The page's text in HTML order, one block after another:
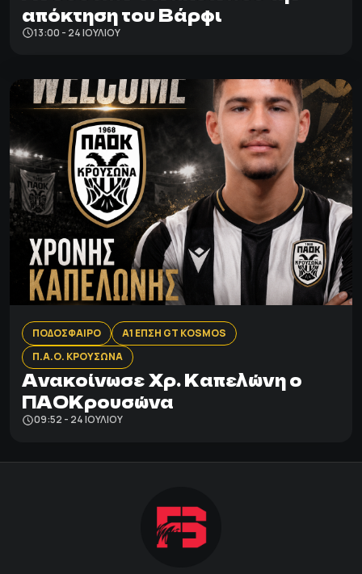
απόκτηση του Βάρφι
13:00 - 24 ΙΟΥΛΊΟΥ
ΠΟΔΟΣΦΑΙΡΟ
Α1 ΕΠΣΗ GT KOSMOS
Π.Α.Ο. ΚΡΟΥΣΩΝΑ
Aνακοίνωσε Χρ. Καπελώνη ο
ΠΑΟΚρουσώνα
09:52 - 24 ΙΟΥΛΊΟΥ